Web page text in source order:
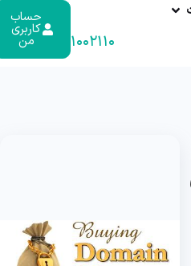
۰۱۷-۹۱۰۰۲۱۱۰
حساب
کاربری
من